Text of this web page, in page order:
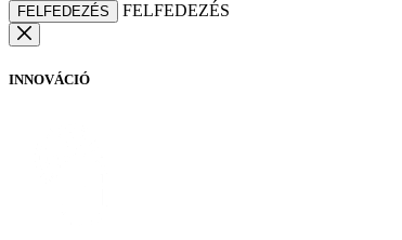
FELFEDEZÉS FELFEDEZÉS
INNOVÁCIÓ